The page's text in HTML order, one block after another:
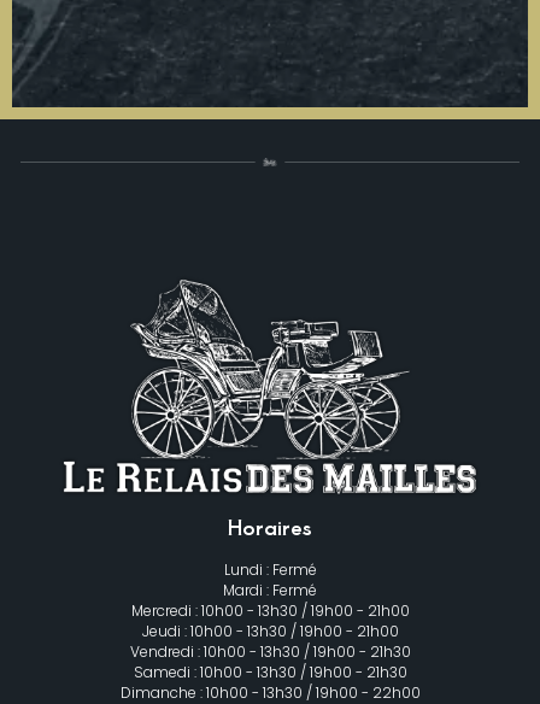
Horaires
Lundi : Fermé
Mardi : Fermé
Mercredi : 10h00 - 13h30 / 19h00 - 21h00
Jeudi : 10h00 - 13h30 / 19h00 - 21h00
Vendredi : 10h00 - 13h30 / 19h00 - 21h30
Samedi : 10h00 - 13h30 / 19h00 - 21h30
Dimanche : 10h00 - 13h30 / 19h00 - 22h00